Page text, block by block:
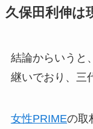
久保田利伸は
結論からいうと
継いでおり、三
女性PRIMEの取